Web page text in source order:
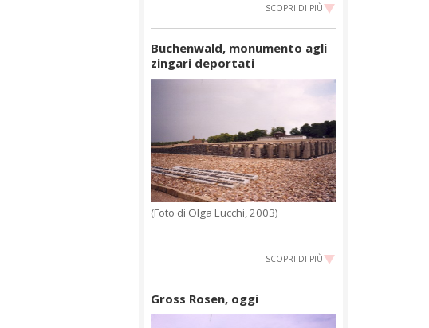
SCOPRI DI PIÙ
Buchenwald, monumento agli
zingari deportati
(Foto di Olga Lucchi, 2003)
SCOPRI DI PIÙ
Gross Rosen, oggi